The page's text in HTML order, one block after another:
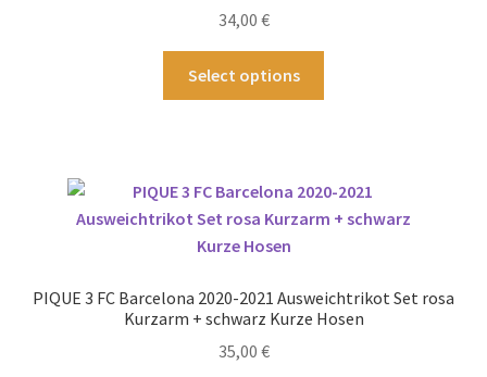
Produktseite
34,00 €
Select options
auf.
Die
auf
PIQUE 3 FC Barcelona 2020-2021 Ausweichtrikot Set rosa
Kurzarm + schwarz Kurze Hosen
35,00 €